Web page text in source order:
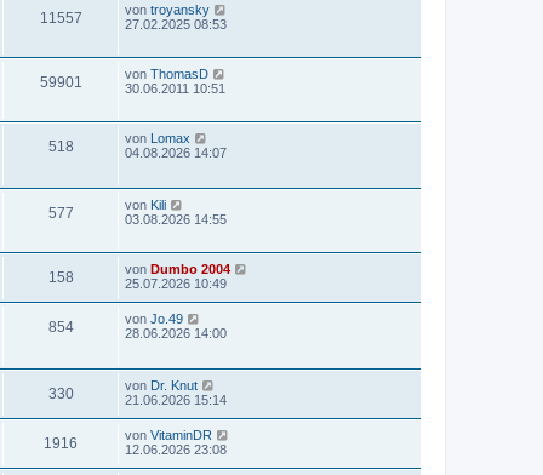
11557 von troyansky
27.02.2025 08:53
59901 von ThomasD
30.06.2011 10:51
518 von Lomax
04.08.2026 14:07
577 von Kili
03.08.2026 14:55
158 von Dumbo 2004
25.07.2026 10:49
854 von Jo.49
28.06.2026 14:00
330 von Dr. Knut
21.06.2026 15:14
1916 von VitaminDR
12.06.2026 23:08